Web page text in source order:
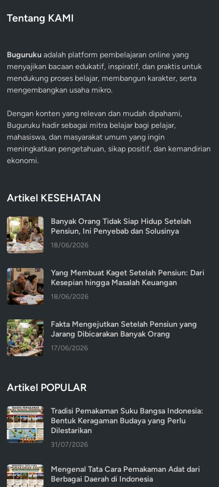
Tentang KAMI
Buguruku adalah platform pembelajaran online yang
menyajikan bacaan edukatif, inspiratif, dan praktis untuk
mendukung proses belajar, membangun karakter, serta
mengembangkan usaha mikro.
Dengan konten yang relevan dan mudah dipahami,
Buguruku hadir sebagai mitra belajar bagi pelajar,
mahasiswa, dan masyarakat umum yang ingin
meningkatkan pengetahuan, sikap positif, dan kemandirian
ekonomi.
Artikel KESEHATAN
Banyak Orang Tidak Siap Hidup Setelah
Pensiun, Ini Penyebab dan Solusinya
18/06/2026
Yang Membuat Kaget Setelah Pensiun: Dari
Kesepian hingga Masalah Keuangan
18/06/2026
Fakta Mengejutkan Setelah Pensiun yang
Jarang Dibicarakan Banyak Orang
17/06/2026
Artikel POPULAR
Tradisi Pemakaman Suku Bangsa Indonesia:
Bentuk Keragaman Budaya yang Perlu
Dilestarikan
31/07/2026
Mengenal Tata Cara Pemakaman Adat dari
Berbagai Daerah di Indonesia